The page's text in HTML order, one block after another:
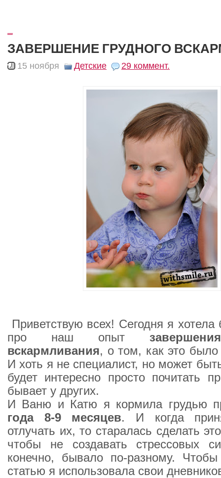
ЗАВЕРШЕНИЕ ГРУДНОГО
15 ноября Детские 29 коммент.
Приветствую всех! Сегодня я хотела
про наш опыт
вскармливания, о том, как это
И хоть я не специалист, но может
будет интересно просто почитать
бывает у других.
И Ваню и Катю я кормила грудью
года 8-9 месяцев. И когда
отлучать их, то старалась сделать
чтобы не создавать стрессовых
конечно, бывало по-разному. Чтобы
статью я использовала свои